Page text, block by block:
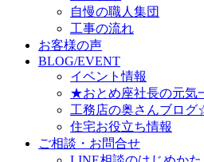
自慢の職人集団
工事の流れ
お客様の声
BLOG/EVENT
イベント情報
★おとめ座社長の元気
工務店の奥さんブログ
住宅お役立ち情報
ご相談・お問合せ